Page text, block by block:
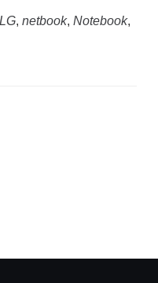
LG, netbook, Notebook,